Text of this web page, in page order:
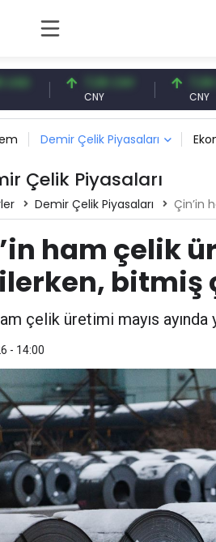
7,08 CNY
CNY
7,08 CNY
CNY
Demir Çelik Piyasaları
Çelik Piyasaları
Demir Çelik Piyasaları Çin’in
ham çelik
bitmiş
çelik üretimi mayıs ayında
- 14:00